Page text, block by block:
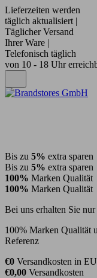
Lieferzeiten werden
täglich aktualisiert |
Täglicher Versand
Ihrer Ware |
Telefonisch täglich
von 10 - 18 Uhr
Bis zu 5% extra sparen
Bis zu 5% extra sparen
100% Marken Qualität
100% Marken Qualität
Bei uns erhalten Sie
100% Marken Qualität
Referenz
€0 Versandkosten in
€0,00 Versandkosten